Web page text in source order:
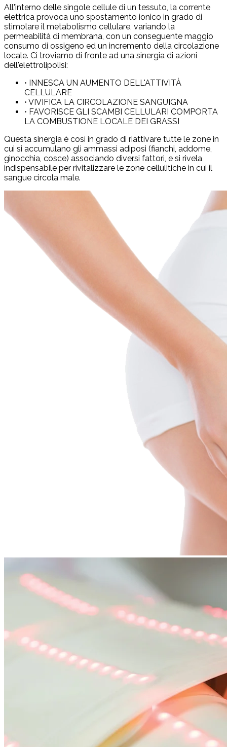
All'interno delle singole cellule di un tessuto, la corrente
elettrica provoca uno spostamento ionico in grado di
stimolare il metabolismo cellulare, variando la
permeabilità di membrana, con un conseguente maggio
consumo di ossigeno ed un incremento della circolazione
locale. Ci troviamo di fronte ad una sinergia di azioni
dell'elettrolipolisi:
• INNESCA UN AUMENTO DELL'ATTIVITÀ
CELLULARE
• VIVIFICA LA CIRCOLAZIONE SANGUIGNA
• FAVORISCE GLI SCAMBI CELLULARI COMPORTA
LA COMBUSTIONE LOCALE DEI GRASSI
Questa sinergia è così in grado di riattivare tutte le zone in
cui si accumulano gli ammassi adiposi (fianchi, addome,
ginocchia, cosce) associando diversi fattori, e si rivela
indispensabile per rivitalizzare le zone cellulitiche in cui il
sangue circola male.